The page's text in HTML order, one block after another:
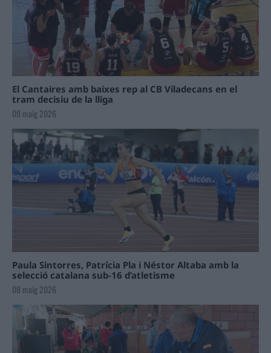
El Cantaires amb baixes rep al CB Viladecans en el
tram decisiu de la lliga
09 maig 2026
Paula Sintorres, Patrícia Pla i Néstor Altaba amb la
selecció catalana sub-16 d’atletisme
08 maig 2026